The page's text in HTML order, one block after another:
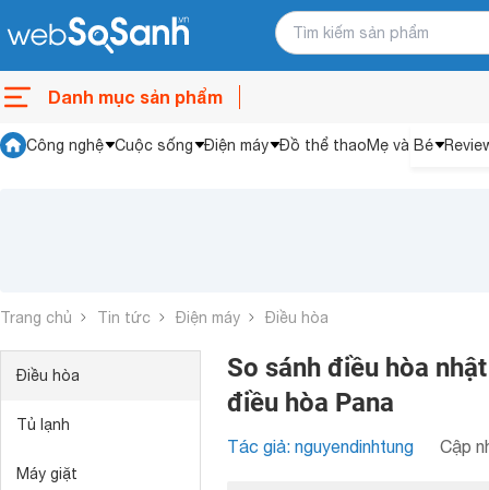
Danh mục sản phẩm
Công nghệ Cuộc sống Điện máy Đồ thể thaoMẹ và Bé
Trang chủ Tin tức Điện máy Điều hòa
Điều hòa
Tủ lạnh
Máy giặt
So sánh điều hòa
điều hòa Pana
Tác giả: nguyendinhtung Cập